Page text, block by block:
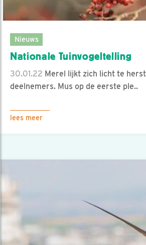
Nieuws
Nationale Tuinvogeltelling
30.01.22 Merel lijkt zich licht te
deelnemers. Mus op de eerste ple..
lees meer